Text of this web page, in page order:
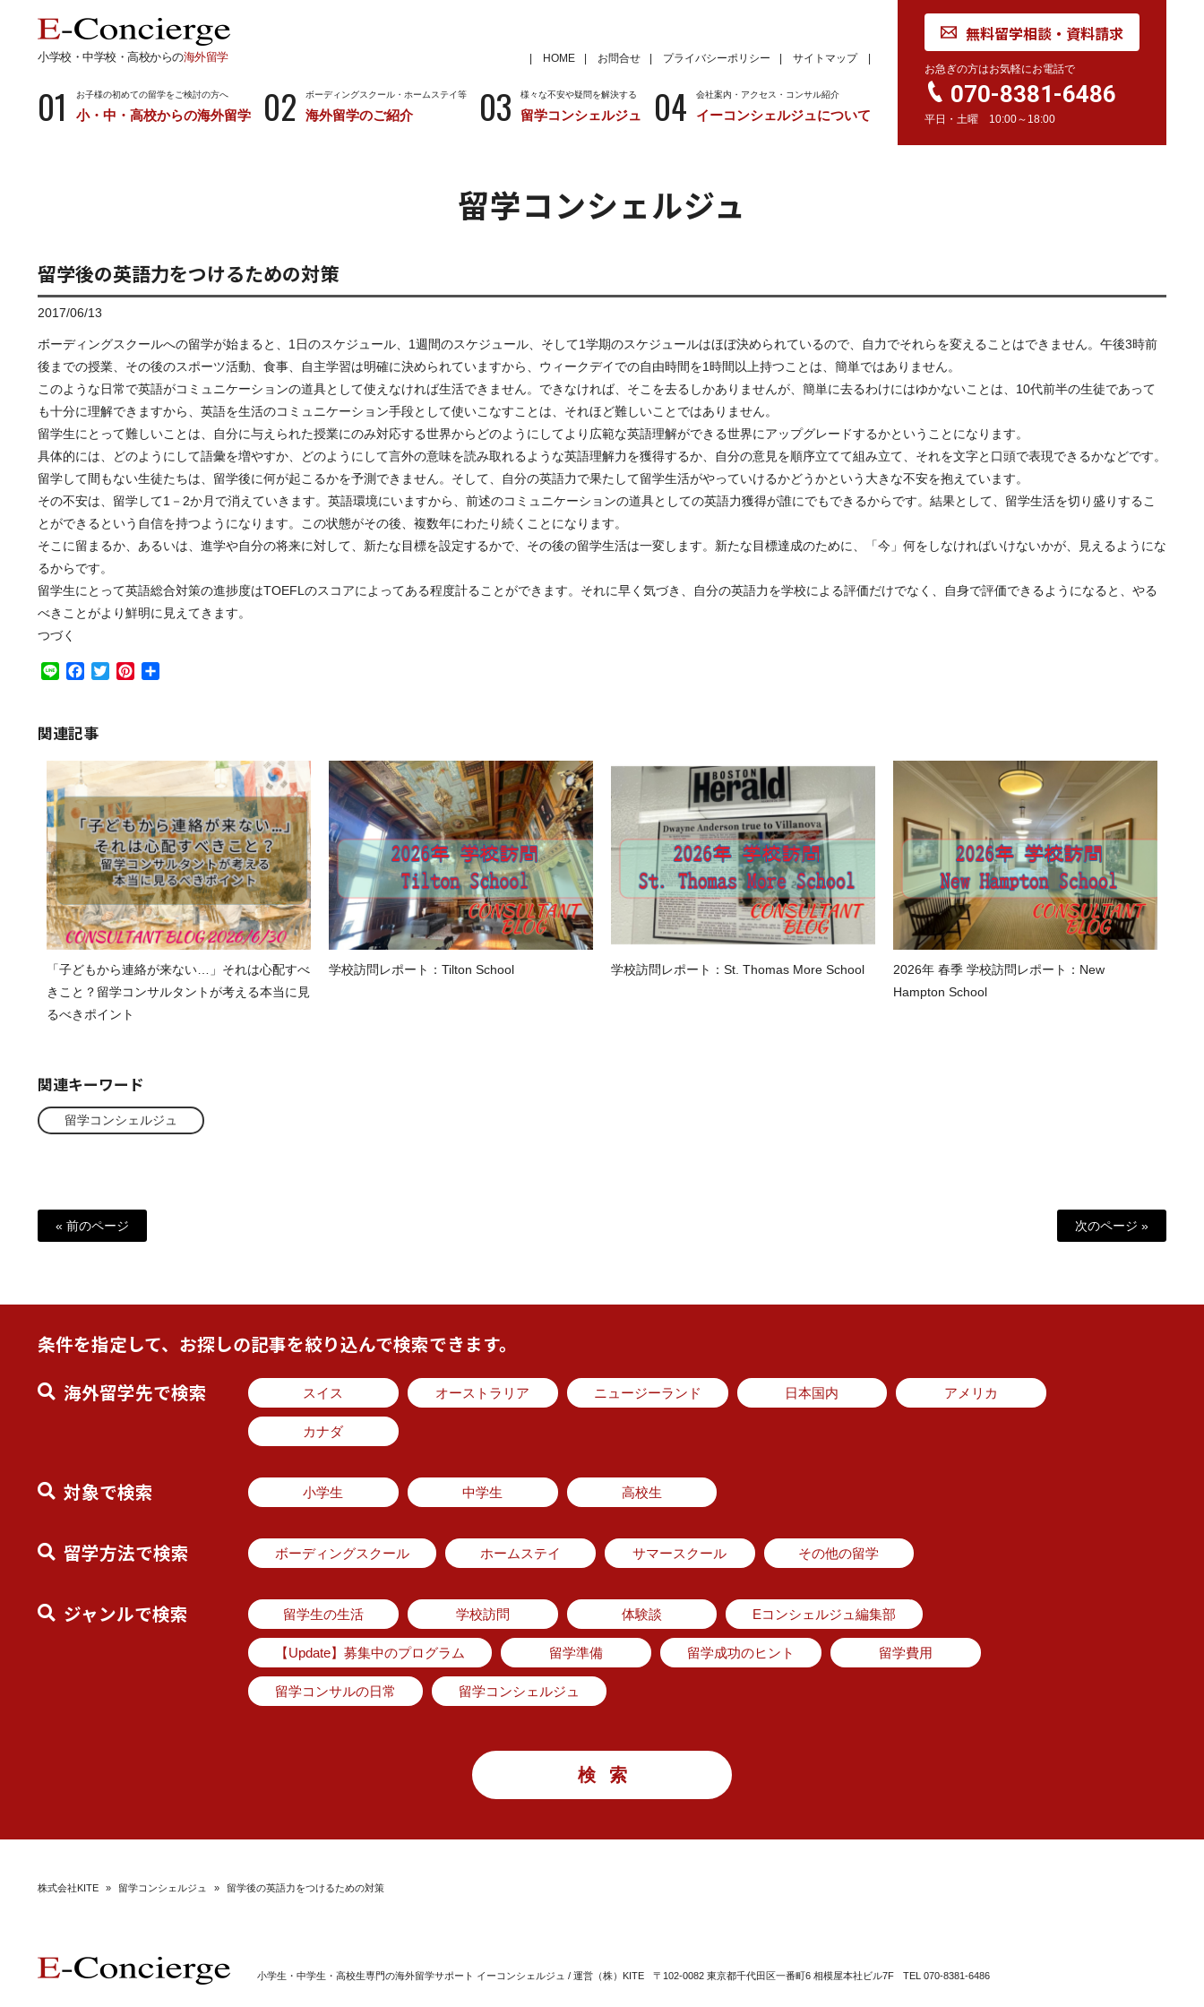
小学校・中学校・高校からの海外留学 HOME お問合せ プライバシーポリシー サイトマップ
01 お子様の初めての留学をご検討の方へ
小・中・高校からの海外留学 02 ボーディングスクール・ホームステイ等
海外留学のご紹介
高校生からのボーディングスクール
留学情報 学校情報
03 様々な不安や疑問を解決する
留学コンシェルジュ 04 会社案内・アクセス・コンサル紹介
イーコンシェルジュについて
無料留学相談・資料請求
お急ぎの方はお気軽にお電話で
070-8381-6486
平日・土曜 10:00～18:00
留学コンシェルジュ
留学後の英語力をつけるための対策
2017/06/13
ボーディングスクールへの留学が始まると、1日のスケジュール、1週間のスケジュール、そして1学期のスケジュールはほぼ決められているので、自力でそれらを変えることはできません。午後3時前
後までの授業、その後のスポーツ活動、食事、自主学習は明確に決められていますから、ウィークデイでの自由時間を1時間以上持つことは、簡単ではありません。
このような日常で英語がコミュニケーションの道具として使えなければ生活できません。できなければ、そこを去るしかありませんが、簡単に去るわけにはゆかないことは、10代前半の生徒であって
も十分に理解できますから、英語を生活のコミュニケーション手段として使いこなすことは、それほど難しいことではありません。
留学生にとって難しいことは、自分に与えられた授業にのみ対応する世界からどのようにしてより広範な英語理解ができる世界にアップグレードするかということになります。
具体的には、どのようにして語彙を増やすか、どのようにして言外の意味を読み取れるような英語理解力を獲得するか、自分の意見を順序立てて組み立て、それを文字と口頭で表現できるかなどです。
留学して間もない生徒たちは、留学後に何が起こるかを予測できません。そして、自分の英語力で果たして留学生活がやっていけるかどうかという大きな不安を抱えています。
その不安は、留学して1－2か月で消えていきます。英語環境にいますから、前述のコミュニケーションの道具としての英語力獲得が誰にでもできるからです。結果として、留学生活を切り盛りするこ
とができるという自信を持つようになります。この状態がその後、複数年にわたり続くことになります。
そこに留まるか、あるいは、進学や自分の将来に対して、新たな目標を設定するかで、その後の留学生活は一変します。新たな目標達成のために、「今」何をしなければいけないかが、見えるようにな
るからです。
留学生にとって英語総合対策の進捗度はTOEFLのスコアによってある程度計ることができます。それに早く気づき、自分の英語力を学校による評価だけでなく、自身で評価できるようになると、やる
べきことがより鮮明に見えてきます。
つづく
Line Facebook
TwitterPinterest
関連記事
「子どもから連絡が来ない…」それは心配すべ
きこと？留学コンサルタントが考える本当に見
るべきポイント
学校訪問レポート：Tilton School 学校訪問レポート：St. Thomas More School
2026年 春季 学校訪問レポート：New
Hampton School
関連キーワード
留学コンシェルジュ
« 前のページ 次のページ »
条件を指定して、お探しの記事を絞り込んで検索できます。
海外留学先で検索
スイス オーストラリア ニュージーランド 日本国内 アメリカ
カナダ
対象で検索 小学生 中学生 高校生
留学方法で検索 ボーディングスクール ホームステイ サマースクール その他の留学
ジャンルで検索 留学生の生活 学校訪問 体験談 Eコンシェルジュ編集部
【Update】募集中のプログラム 留学準備 留学成功のヒント 留学費用
留学コンサルの日常 留学コンシェルジュ
株式会社KITE » 留学コンシェルジュ » 留学後の英語力をつけるための対策
小学生・中学生・高校生専門の海外留学サポート イーコンシェルジュ / 運営（株）KITE 〒102-0082 東京都千代田区一番町6 相模屋本社ビル7F TEL 070-8381-6486